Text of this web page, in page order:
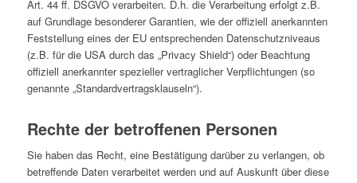
Art. 44 ff. DSGVO verarbeiten. D.h. die Verarbeitung erfolgt z.B.
auf Grundlage besonderer Garantien, wie der offiziell anerkannten
Feststellung eines der EU entsprechenden Datenschutzniveaus
(z.B. für die USA durch das „Privacy Shield“) oder Beachtung
offiziell anerkannter spezieller vertraglicher Verpflichtungen (so
genannte „Standardvertragsklauseln“).
Rechte der betroffenen Personen
Sie haben das Recht, eine Bestätigung darüber zu verlangen, ob
betreffende Daten verarbeitet werden und auf Auskunft über diese